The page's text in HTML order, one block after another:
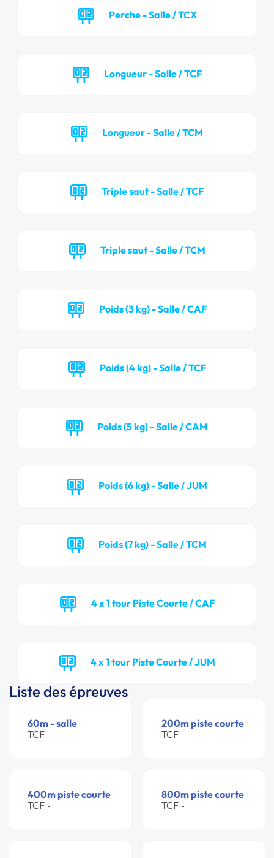
Perche - Salle / TCX
Longueur - Salle / TCF
Longueur - Salle / TCM
Triple saut - Salle / TCF
Triple saut - Salle / TCM
Poids (3 kg) - Salle / CAF
Poids (4 kg) - Salle / TCF
Poids (5 kg) - Salle / CAM
Poids (6 kg) - Salle / JUM
Poids (7 kg) - Salle / TCM
4 x 1 tour Piste Courte / CAF
4 x 1 tour Piste Courte / JUM
Liste des épreuves
60m - salle
TCF -
200m piste courte
TCF -
400m piste courte
TCF -
800m piste courte
TCF -